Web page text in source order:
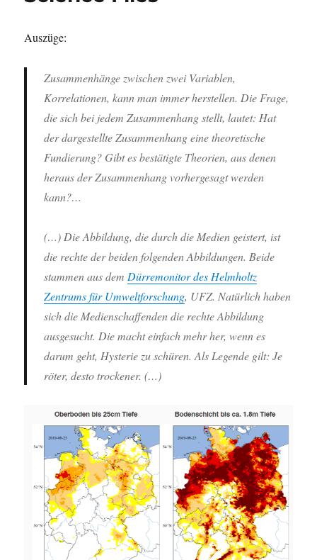
Auszüge:
Zusammenhänge zwischen zwei Variablen,
Korrelationen, kann man immer herstellen. Die Frage,
die sich bei jedem Zusammenhang stellt, lautet: Hat
der dargestellte Zusammenhang eine theoretische
Fundierung? Gibt es bestätigte Theorien, aus denen
heraus der Zusammenhang vorhergesagt werden
kann?…
(…) Die Abbildung, die durch die Medien geistert, ist
die rechte der beiden folgenden Abbildungen. Beide
stammen aus dem Dürremonitor des Helmholtz
Zentrums für Umweltforschung, UFZ. Natürlich haben
sich die Medienschaffenden die rechte Abbildung
ausgesucht. Die macht einfach mehr her, wenn es
darum geht, Hysterie zu schüren. Als Legende gilt: Je
röter, desto trockener. (…)